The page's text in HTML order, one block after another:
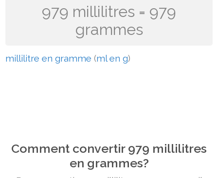
979 millilitres = 979
grammes
millilitre en gramme (ml en g)
Comment convertir 979 millilitres
en grammes?